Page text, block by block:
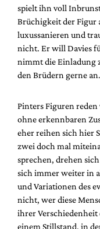
spielt ihn voll
Brüchigkeit der Figur
luxussanieren und
nicht. Er will Davies
nimmt die Einladung
den Brüdern gerne an.
Pinters Figuren
ohne erkennbaren
eher reihen sich hier
zwei doch mal
sprechen, drehen
sich immer weiter in
und Variationen des
nicht, wer diese
ihrer Verschiedenheit
einem Stillstand, in